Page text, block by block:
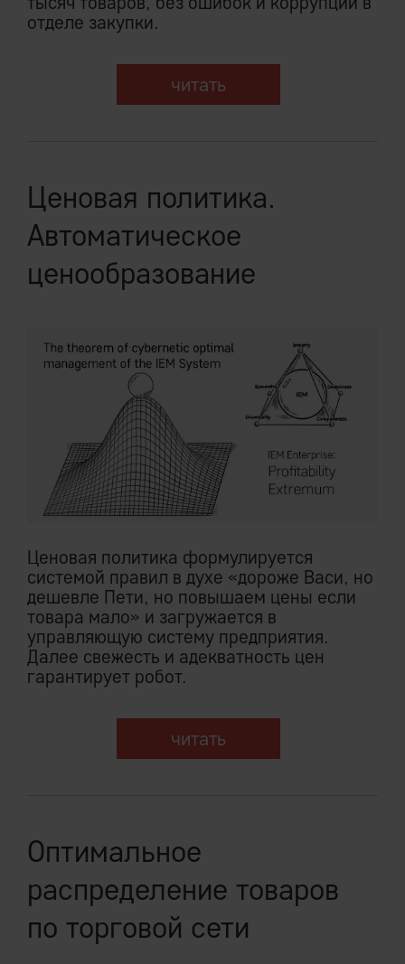
отделе закупки.
читать
Ценовая политика.
Автоматическое
ценообразование
Ценовая политика формулируется
системой правил в духе «дороже Васи, но
дешевле Пети, но повышаем цены если
товара мало» и загружается в
управляющую систему предприятия.
Далее свежесть и адекватность цен
гарантирует робот.
читать
Оптимальное
распределение товаров
по торговой сети